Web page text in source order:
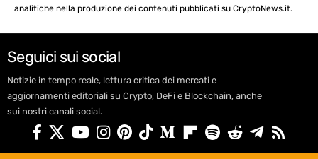
analitiche nella produzione dei contenuti pubblicati su CryptoNews.it.
Seguici sui social
Notizie in tempo reale, lettura critica dei mercati e
aggiornamenti editoriali su Crypto, DeFi e Blockchain, anche
sui nostri canali social.